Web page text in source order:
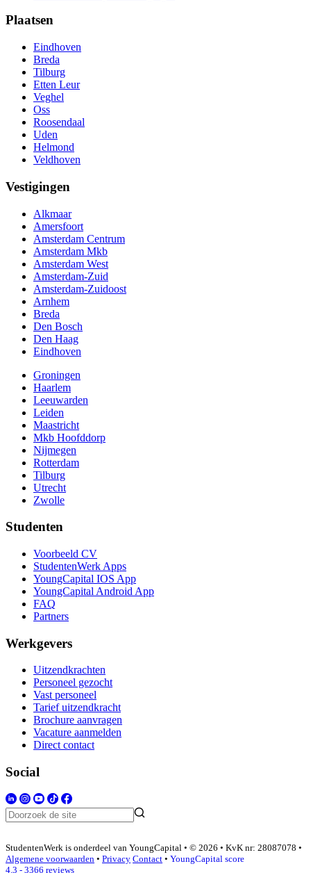
Plaatsen
Eindhoven
Breda
Tilburg
Etten Leur
Veghel
Oss
Roosendaal
Uden
Helmond
Veldhoven
Vestigingen
Alkmaar
Amersfoort
Amsterdam Centrum
Amsterdam Mkb
Amsterdam West
Amsterdam-Zuid
Amsterdam-Zuidoost
Arnhem
Breda
Den Bosch
Den Haag
Eindhoven
Groningen
Haarlem
Leeuwarden
Leiden
Maastricht
Mkb Hoofddorp
Nijmegen
Rotterdam
Tilburg
Utrecht
Zwolle
Studenten
Voorbeeld CV
StudentenWerk Apps
YoungCapital IOS App
YoungCapital Android App
FAQ
Partners
Werkgevers
Uitzendkrachten
Personeel gezocht
Vast personeel
Tarief uitzendkracht
Brochure aanvragen
Vacature aanmelden
Direct contact
Social
StudentenWerk is onderdeel van YoungCapital • © 2026 • KvK nr: 28087078 •
Algemene voorwaarden • Privacy Contact • YoungCapital score
4.3 - 3366 reviews